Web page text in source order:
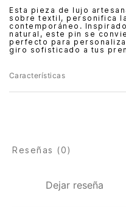
Esta pieza de lujo
sobre textil, personifica
contemporáneo.
natural, este pin se
perfecto para
giro sofisticado a tus
Características
Dejar reseña
Reseñas (0)